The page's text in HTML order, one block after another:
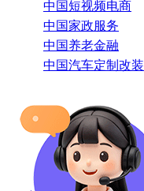
中国短视频电商
中国家政服务
中国养老金融
中国汽车定制改装